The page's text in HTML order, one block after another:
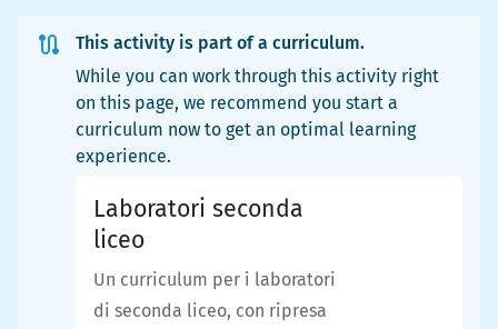
This activity is part of a curriculum.
While you can work through this activity right
on this page, we recommend you start a
curriculum now to get an optimal learning
experience.
Laboratori seconda
liceo
Un curriculum per i laboratori
di seconda liceo, con ripresa